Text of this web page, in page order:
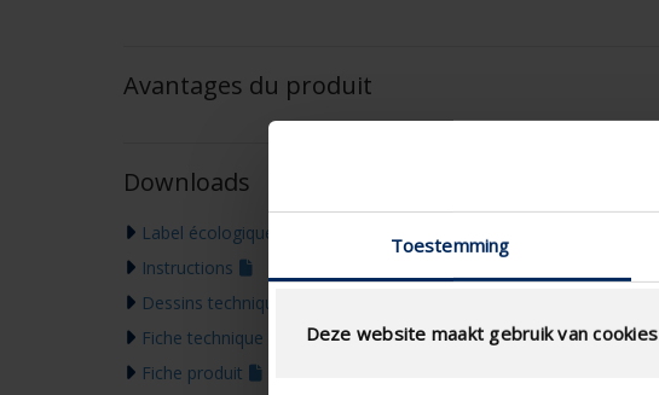
Toestemming
Deze website maakt gebruik van cookies
Avantages du produit
Downloads
Label écologique
Instructions
Dessins techniques
Fiche technique
Fiche produit